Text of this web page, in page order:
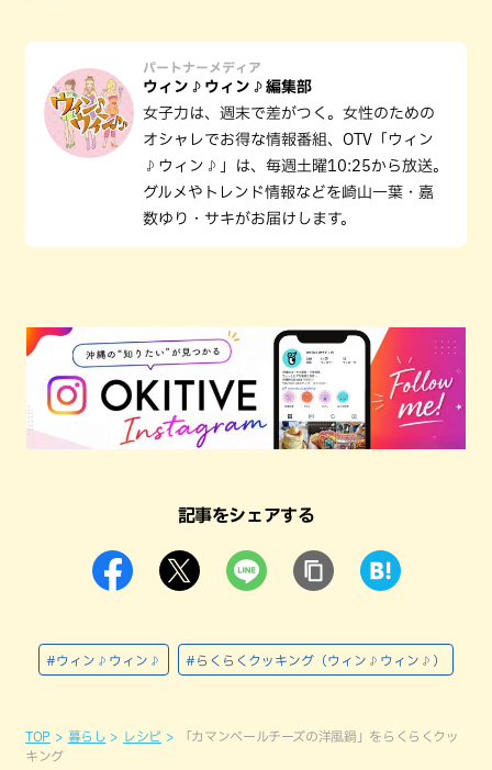
パートナーメディア
ウィン♪ウィン♪編集部
女子力は、週末で差がつく。女性のための
オシャレでお得な情報番組、OTV「ウィン
♪ウィン♪」は、毎週土曜10:25から放送。
グルメやトレンド情報などを崎山一葉・嘉
数ゆり・サキがお届けします。
記事をシェアする
#ウィン♪ウィン♪ #らくらくクッキング（ウィン♪ウィン♪）
TOP 暮らし レシピ
「カマンベールチーズの洋風鍋」をらくらくクッ
キング